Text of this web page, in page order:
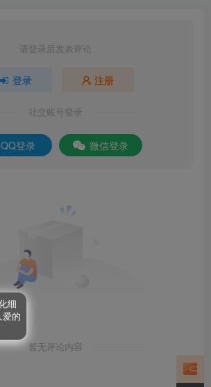
请登录后发表评论
登录 注册
社交账号登录
QQ登录 微信登录
暂无评论内容